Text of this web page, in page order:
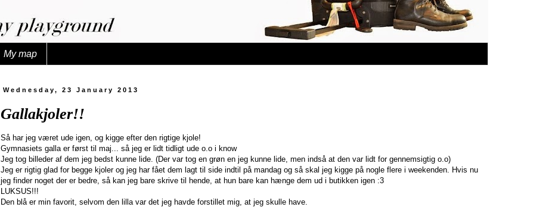
My map
Wednesday, 23 January 2013
Gallakjoler!!
Så har jeg været ude igen, og kigge efter den rigtige kjole!
Gymnasiets galla er først til maj... så jeg er lidt tidligt ude o.o i know
Jeg tog billeder af dem jeg bedst kunne lide. (Der var tog en grøn en jeg kunne lide, men indså at den var lidt for gennemsigtig o.o)
Jeg er rigtig glad for begge kjoler og jeg har fået dem lagt til side indtil på mandag og så skal jeg kigge på nogle flere i weekenden. Hvis nu
jeg finder noget der er bedre, så kan jeg bare skrive til hende, at hun bare kan hænge dem ud i butikken igen :3
LUKSUS!!!
Den blå er min favorit, selvom den lilla var det jeg havde forstillet mig, at jeg skulle have.